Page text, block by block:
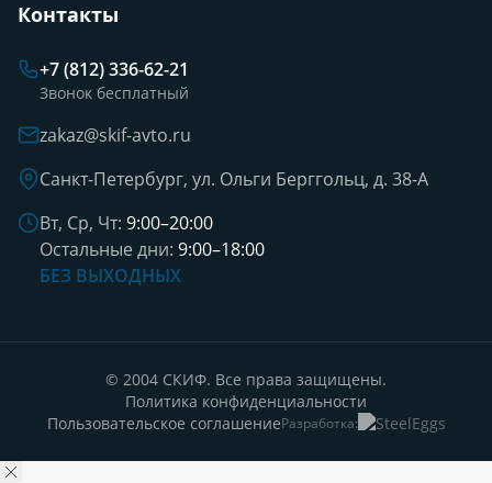
Контакты
+7 (812) 336-62-21
Звонок бесплатный
zakaz@skif-avto.ru
Санкт-Петербург, ул. Ольги Берггольц, д. 38-А
Вт, Ср, Чт: 9:00–20:00
Остальные дни: 9:00–18:00
БЕЗ ВЫХОДНЫХ
© 2004 СКИФ. Все права защищены.
Политика конфиденциальности
Пользовательское соглашениеРазработка: